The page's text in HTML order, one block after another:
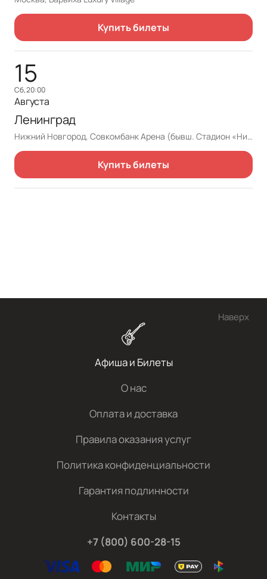
Купить билеты
15
сб, 20:00
Августа
Ленинград
Нижний Новгород, Совкомбанк Арена (бывш. Стадион «Нижний Новгород»)
Купить билеты
Наверх
Афиша и Билеты
О нас
Оплата и доставка
Правила оказания услуг
Политика конфиденциальности
Гарантия подлинности
Контакты
+7 (800) 600-28-15